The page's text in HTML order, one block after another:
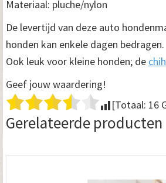
Materiaal: pluche/nylon
De levertijd van deze auto
honden kan enkele dagen bedragen.
Ook leuk voor kleine honden; de
Geef jouw waardering!
[Totaal: 16
Gerelateerde producten